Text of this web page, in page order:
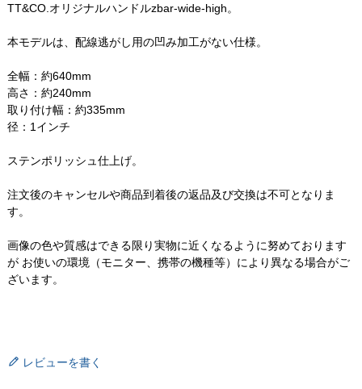
TT&CO.オリジナルハンドルzbar-wide-high。
本モデルは、配線逃がし用の凹み加工がない仕様。
全幅：約640mm
高さ：約240mm
取り付け幅：約335mm
径：1インチ
ステンポリッシュ仕上げ。
注文後のキャンセルや商品到着後の返品及び交換は不可となりま
す。
画像の色や質感はできる限り実物に近くなるように努めております
が お使いの環境（モニター、携帯の機種等）により異なる場合がご
ざいます。
レビューを書く